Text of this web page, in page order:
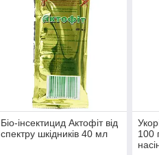
Біо-інсектицид Актофіт від
спектру шкідників 40 мл
100